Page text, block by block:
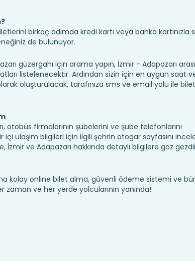
birkaç adımda kredi kartı veya banka kartınızla
de bulunuyor.
güzergahı için arama yapın, İzmir - Adapazarı
listelenecektir. Ardından sizin için en uygun saat
oluşturulacak, tarafınıza sms ve email yolu ile
otobüs firmalarının şubelerini ve şube telefonlarını
içi ulaşım bilgileri için ilgili şehrin otogar sayfasını
ve Adapazarı hakkında detaylı bilgilere göz
kolay online bilet alma, güvenli ödeme sistemi ve
zaman ve her yerde yolcularının yanında!